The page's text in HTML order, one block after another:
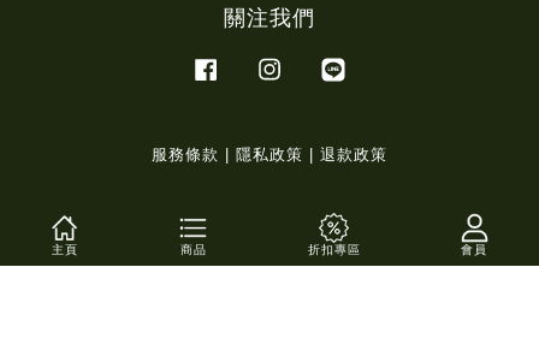
關注我們
Facebook Instagram
服務條款 隱私政策 退款政策
主頁 商品 折扣專區 會員